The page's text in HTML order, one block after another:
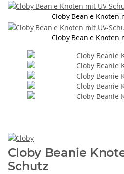
Cloby Beanie Knoten
Cloby Beanie Knoten
Cloby Beanie
Schutz